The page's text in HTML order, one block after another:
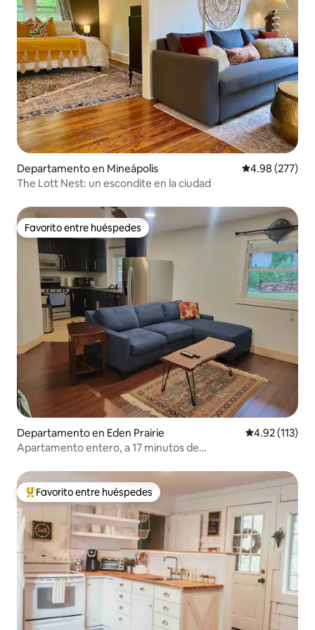
Departamento en Mineápolis Calificación
4.98 (277)
The Lott Nest: un escondite en la ciudad
Favorito entre huéspedes
Favorito entre huéspedes
Departamento en Eden Prairie Calificación
4.92 (113)
Apartamento entero, a 17 minutos de
De los mejores en Favorito entre huéspedes
Favorito entre huéspedes